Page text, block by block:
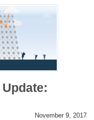
November 9, 2017